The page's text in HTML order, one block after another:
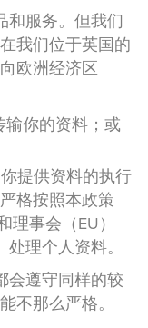
和服务。但我们
我们位于英国的
欧洲经济区
输你的资料；或
提供资料的执行
格按照本政策
事会（EU）
理个人资料。
会遵守同样的较
不那么严格。